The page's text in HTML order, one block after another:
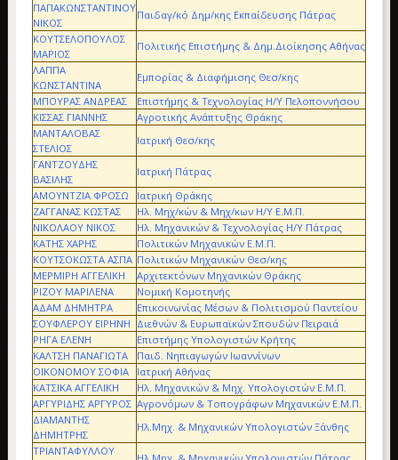
ΠΑΠΑΚΩΝΣΤΑΝΤΙΝΟΥ
ΝΙΚΟΣ
Παιδαγ/κό Δημ/κης Εκπαίδευσης Πάτρας
ΚΟΥΤΣΕΛΟΠΟΥΛΟΣ
ΜΑΡΙΟΣ
Πολιτικής Επιστήμης & Δημ.Διοίκησης Αθήνας
ΛΑΠΠΑ
ΚΩΝΣΤΑΝΤΙΝΑ
Εμπορίας & Διαφήμισης Θεσ/κης
ΜΠΟΥΡΑΣ ΑΝΔΡΕΑΣ
Επιστήμης & Τεχνολογίας Η/Υ Πελοποννήσου
ΚΙΣΣΑΣ ΓΙΑΝΝΗΣ
Αγροτικής Ανάπτυξης Θράκης
ΜΑΝΤΑΛΟΒΑΣ
ΣΤΕΛΙΟΣ
Ιατρική Θεσ/κης
ΓΑΝΤΖΟΥΔΗΣ
ΒΑΣΙΛΗΣ
Ιατρική Πάτρας
ΑΜΟΥΝΤΖΙΑ ΦΡΟΣΩ
Ιατρική Θράκης
ΖΑΓΓΑΝΑΣ ΚΩΣΤΑΣ
Ηλ. Μηχ/κών & Μηχ/κων Η/Υ Ε.Μ.Π.
ΝΙΚΟΛΑΟΥ ΝΙΚΟΣ
Ηλ. Μηχανικών & Τεχνολογίας Η/Υ Πάτρας
ΚΑΤΗΣ ΧΑΡΗΣ
Πολιτικών Μηχανικών Ε.Μ.Π.
ΚΟΥΤΣΟΚΩΣΤΑ ΑΣΠΑ Πολιτικών Μηχανικών Θεσ/κης
ΜΕΡΜΙΡΗ ΑΓΓΕΛΙΚΗ
Αρχιτεκτόνων Μηχανικών Θράκης
ΡΙΖΟΥ ΜΑΡΙΛΕΝΑ
Νομική Κομοτηνής
ΑΔΑΜ ΔΗΜΗΤΡΑ
Επικοινωνίας Μέσων & Πολιτισμού Παντείου
ΣΟΥΦΛΕΡΟΥ ΕΙΡΗΝΗ Διεθνών & Ευρωπαϊκών Σπουδών Πειραιά
ΡΗΓΑ ΕΛΕΝΗ
Επιστήμης Υπολογιστών Κρήτης
ΚΑΛΤΣΗ ΠΑΝΑΓΙΩΤΑ
Παιδ. Νηπιαγωγών Ιωαννίνων
ΟΙΚΟΝΟΜΟΥ ΣΟΦΙΑ
Ιατρική Αθήνας
ΚΑΤΣΙΚΑ ΑΓΓΕΛΙΚΗ
Ηλ. Μηχανικών & Μηχ. Υπολογιστών Ε.Μ.Π.
ΑΡΓΥΡΙΔΗΣ ΑΡΓΥΡΟΣ Αγρονόμων & Τοπογράφων Μηχανικών Ε.Μ.Π.
ΔΙΑΜΑΝΤΗΣ
ΔΗΜΗΤΡΗΣ
Ηλ.Μηχ. & Μηχανικών Υπολογιστών Ξάνθης
ΤΡΙΑΝΤΑΦΥΛΛΟΥ